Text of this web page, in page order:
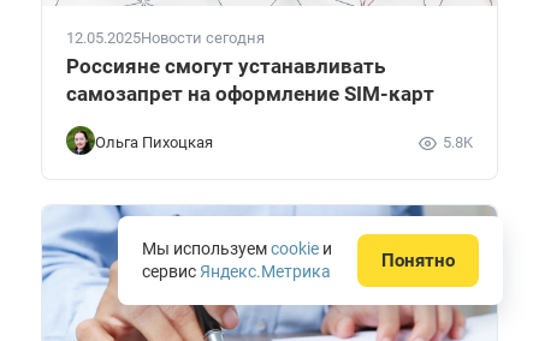
12.05.2025Новости сегодня
Россияне смогут устанавливать
самозапрет на оформление SIM-карт
Ольга Пихоцкая 5.8K
Мы используемcookie и
сервис Яндекс.Метрика Понятно